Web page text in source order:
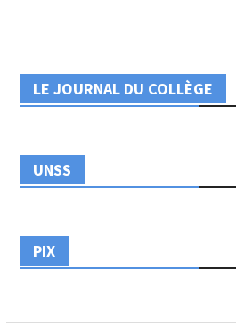
LE JOURNAL DU COLLÈGE
UNSS
PIX